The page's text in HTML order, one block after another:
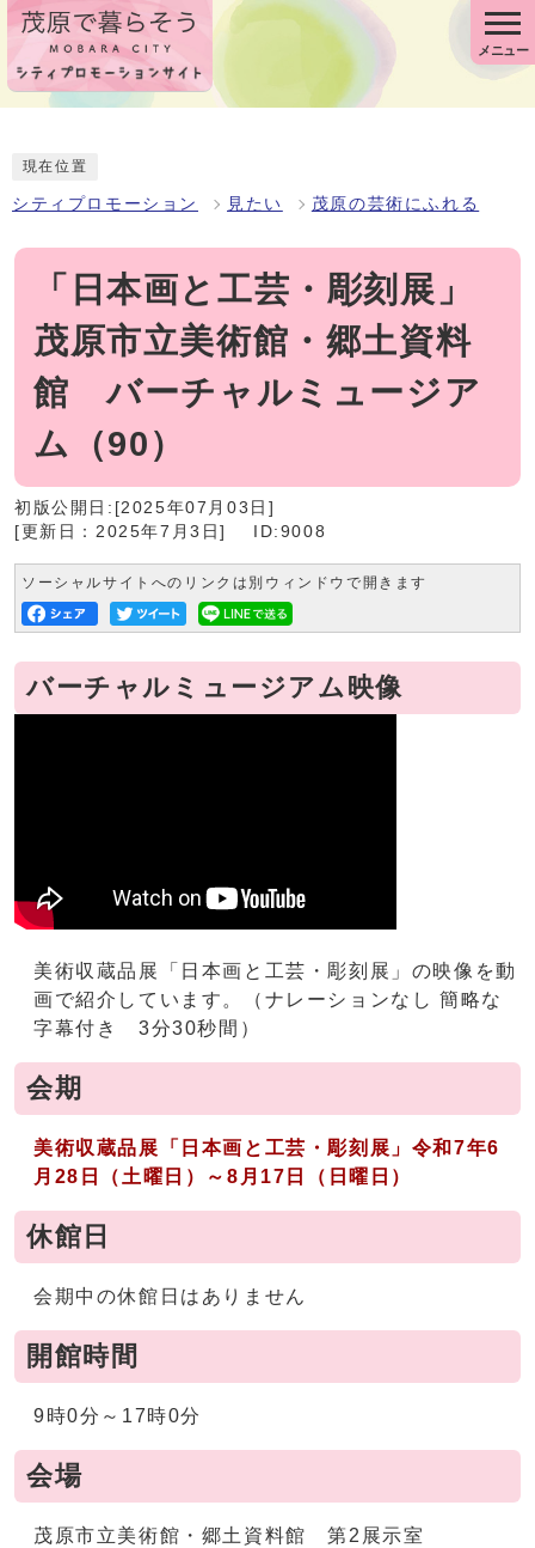
メニュー
現在位置
シティプロモーション 見たい 茂原の芸術にふれる
「日本画と工芸・彫刻展」
茂原市立美術館・郷土資料
館 バーチャルミュージア
ム（90）
初版公開日:[2025年07月03日]
[更新日：2025年7月3日]
ID:9008
ソーシャルサイトへのリンクは別ウィンドウで開きます
バーチャルミュージアム映像
美術収蔵品展「日本画と工芸・彫刻展」の映像を動
画で紹介しています。（ナレーションなし 簡略な
字幕付き 3分30秒間）
会期
美術収蔵品展「日本画と工芸・彫刻展 」 令和7年6
月28日（土曜日）～8月17日（日曜日）
休館日
会期中の休館日はありません
開館時間
9時0分～17時0分
会場
茂原市立美術館・郷土資料館 第2展示室